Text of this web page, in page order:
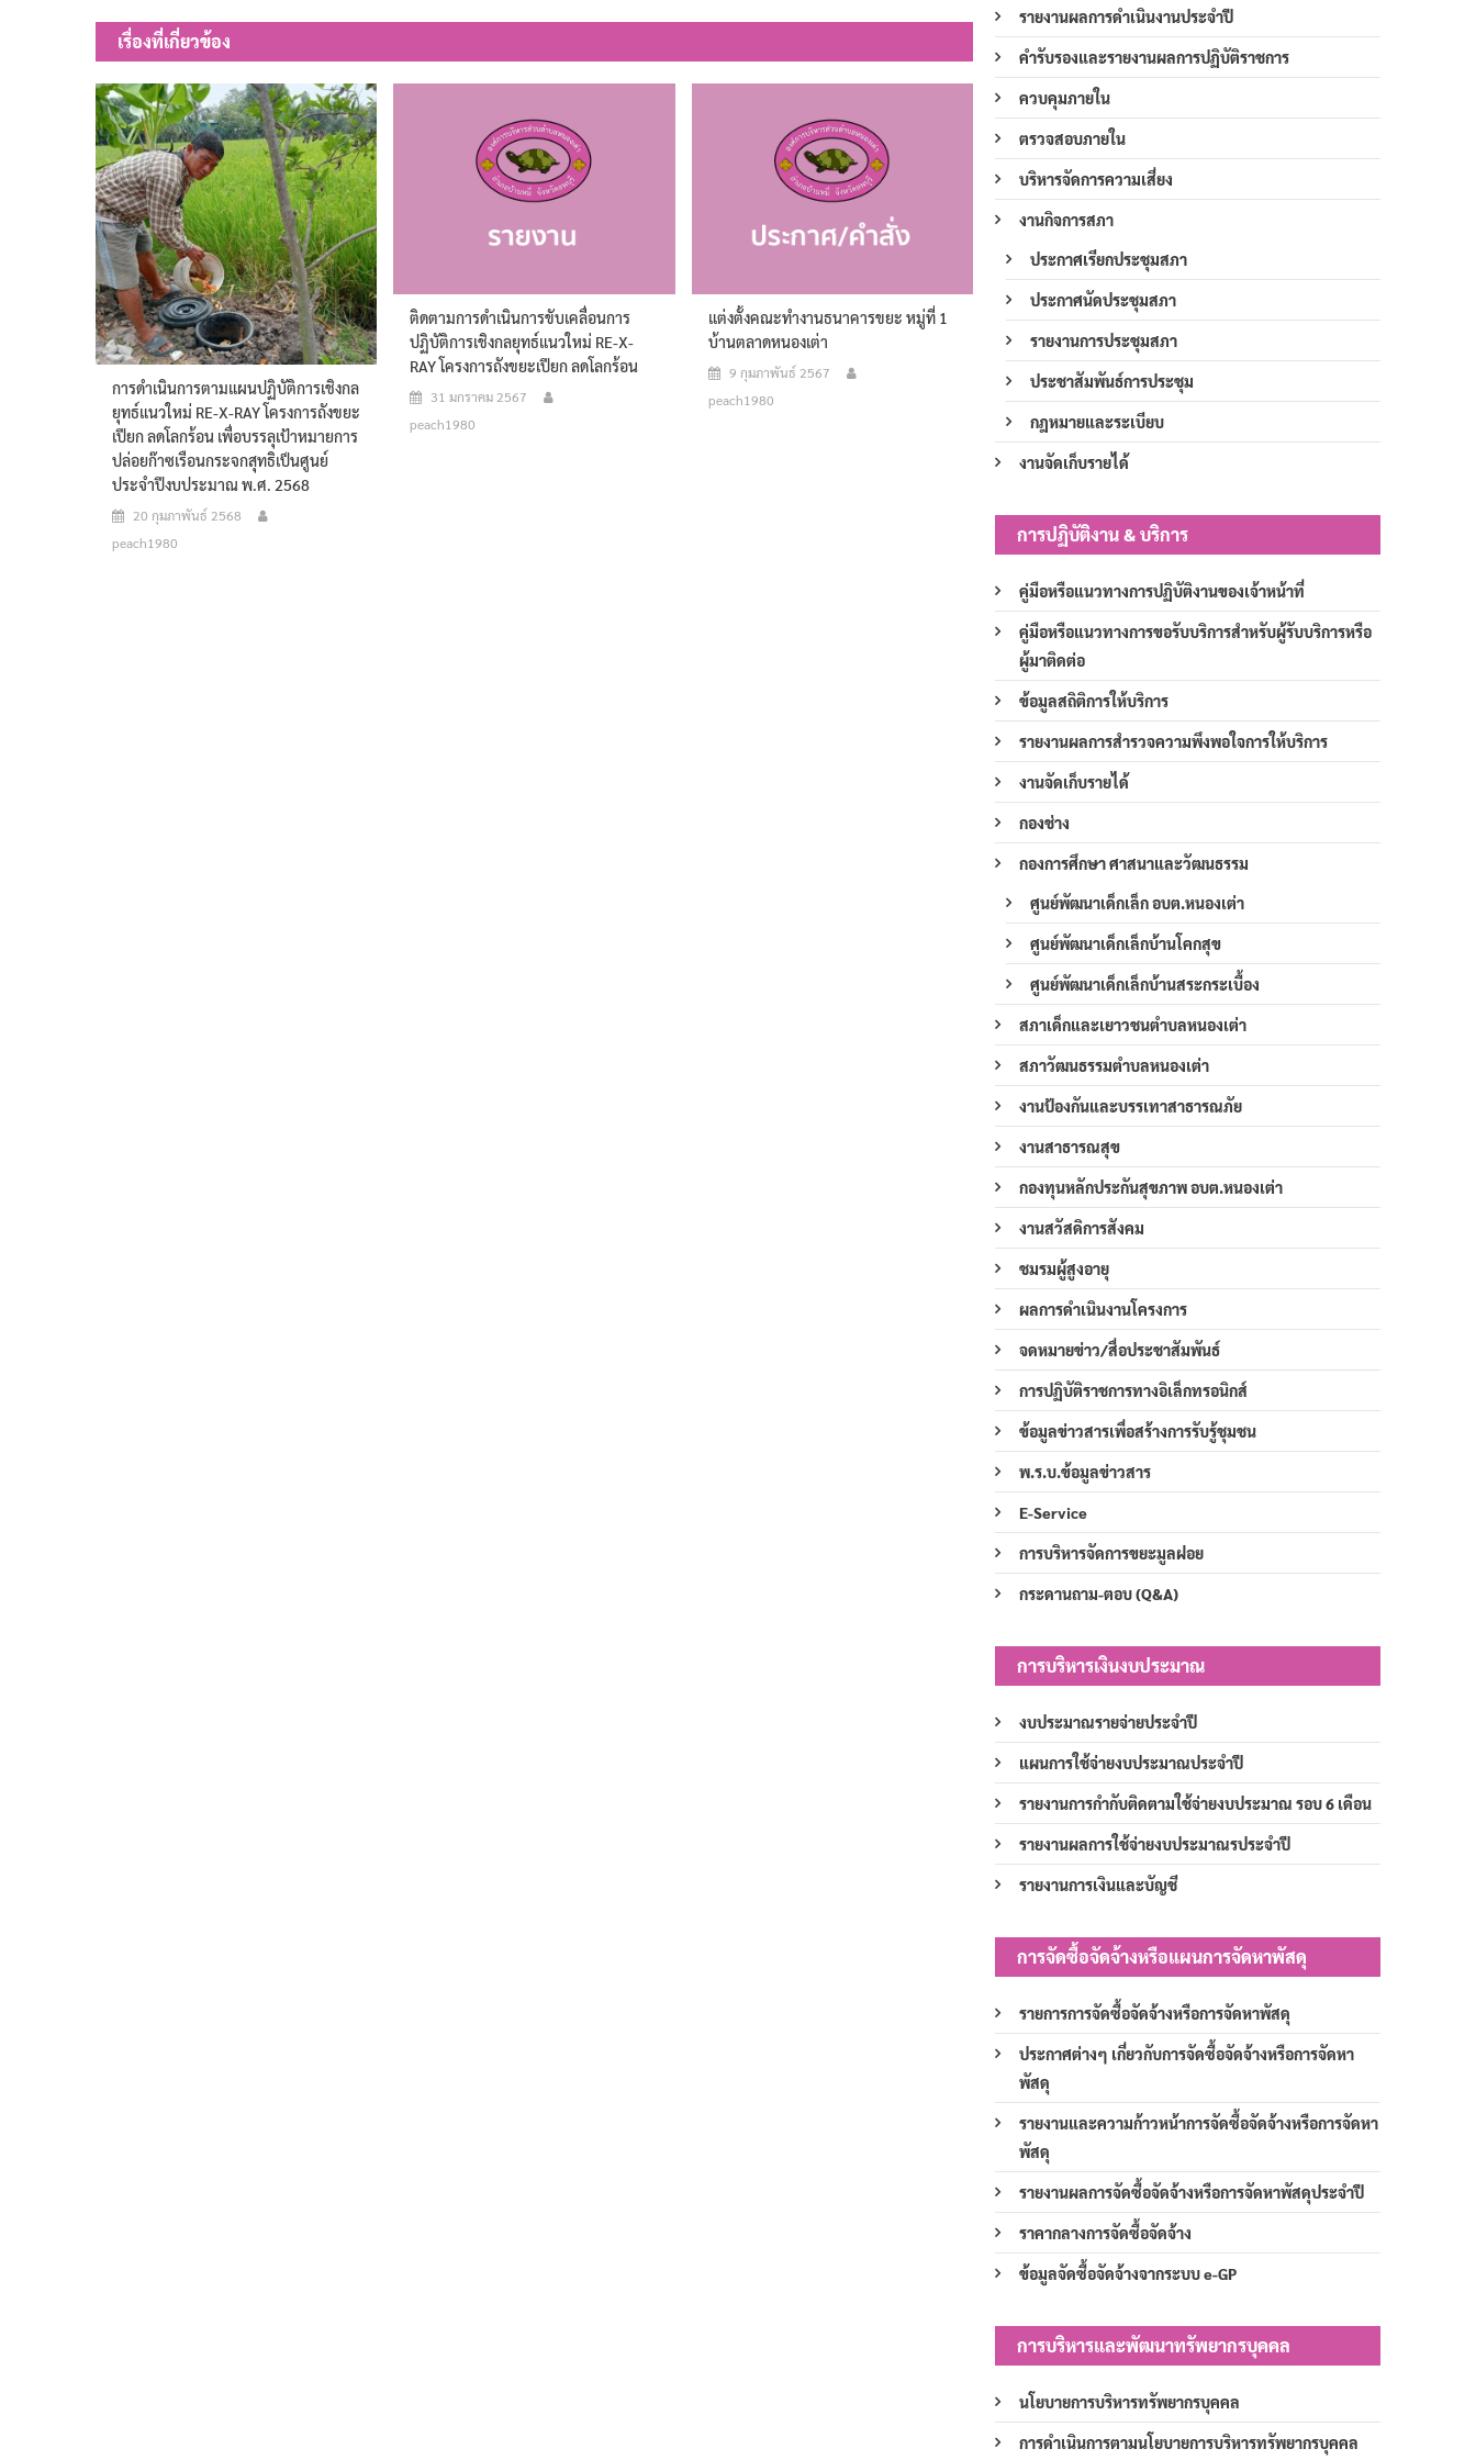
เรื่อง
เรื่องที่เกี่ยวข้อง
การดำเนินการตามแผนปฏิบัติการเชิงกล
ยุทธ์แนวใหม่ RE-X-RAY โครงการถังขยะ
เปียก ลดโลกร้อน เพื่อบรรลุเป้าหมายการ
ปล่อยก๊าซเรือนกระจกสุทธิเป็นศูนย์
ประจำปีงบประมาณ พ.ศ. 2568
20 กุมภาพันธ์ 2568
peach1980
ติดตามการดำเนินการขับเคลื่อนการ
ปฏิบัติการเชิงกลยุทธ์แนวใหม่ RE-X-
RAY โครงการถังขยะเปียก ลดโลกร้อน
31 มกราคม 2567
peach1980
แต่งตั้งคณะทำงานธนาคารขยะ หมู่ที่ 1
บ้านตลาดหนองเต่า
9 กุมภาพันธ์ 2567
peach1980
รายงานผลการดำเนินงานประจำปี
คำรับรองและรายงานผลการปฏิบัติราชการ
ควบคุมภายใน
ตรวจสอบภายใน
บริหารจัดการความเสี่ยง
งานกิจการสภา
ประกาศเรียกประชุมสภา
ประกาศนัดประชุมสภา
รายงานการประชุมสภา
ประชาสัมพันธ์การประชุม
กฎหมายและระเบียบ
งานจัดเก็บรายได้
การปฏิบัติงาน & บริการ
คู่มือหรือแนวทางการปฏิบัติงานของเจ้าหน้าที่
คู่มือหรือแนวทางการขอรับบริการสำหรับผู้รับบริการหรือ
ผู้มาติดต่อ
ข้อมูลสถิติการให้บริการ
รายงานผลการสำรวจความพึงพอใจการให้บริการ
งานจัดเก็บรายได้
กองช่าง
กองการศึกษา ศาสนาและวัฒนธรรม
ศูนย์พัฒนาเด็กเล็ก อบต.หนองเต่า
ศูนย์พัฒนาเด็กเล็กบ้านโคกสุข
ศูนย์พัฒนาเด็กเล็กบ้านสระกระเบื้อง
สภาเด็กและเยาวชนตำบลหนองเต่า
สภาวัฒนธรรมตำบลหนองเต่า
งานป้องกันและบรรเทาสาธารณภัย
งานสาธารณสุข
กองทุนหลักประกันสุขภาพ อบต.หนองเต่า
งานสวัสดิการสังคม
ชมรมผู้สูงอายุ
ผลการดำเนินงานโครงการ
จดหมายข่าว/สื่อประชาสัมพันธ์
การปฏิบัติราชการทางอิเล็กทรอนิกส์
ข้อมูลข่าวสารเพื่อสร้างการรับรู้ชุมชน
พ.ร.บ.ข้อมูลข่าวสาร
E-Service
การบริหารจัดการขยะมูลฝอย
กระดานถาม-ตอบ (Q&A)
การบริหารเงินงบประมาณ
งบประมาณรายจ่ายประจำปี
แผนการใช้จ่ายงบประมาณประจำปี
รายงานการกำกับติดตามใช้จ่ายงบประมาณ รอบ 6 เดือน
รายงานผลการใช้จ่ายงบประมาณรประจำปี
รายงานการเงินและบัญชี
การจัดซื้อจัดจ้างหรือแผนการจัดหาพัสดุ
รายการการจัดซื้อจัดจ้างหรือการจัดหาพัสดุ
ประกาศต่างๆ เกี่ยวกับการจัดซื้อจัดจ้างหรือการจัดหา
พัสดุ
รายงานและความก้าวหน้าการจัดซื้อจัดจ้างหรือการจัดหา
พัสดุ
รายงานผลการจัดซื้อจัดจ้างหรือการจัดหาพัสดุประจำปี
ราคากลางการจัดซื้อจัดจ้าง
ข้อมูลจัดซื้อจัดจ้างจากระบบ e-GP
การบริหารและพัฒนาทรัพยากรบุคคล
นโยบายการบริหารทรัพยากรบุคคล
การดำเนินการตามนโยบายการบริหารทรัพยากรบุคคล